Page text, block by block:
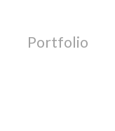
Portfolio